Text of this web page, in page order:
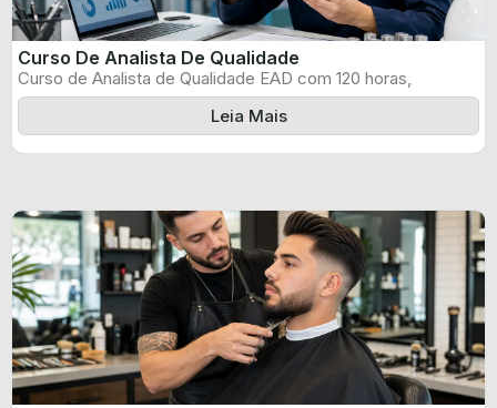
Curso De Analista De Qualidade
Curso de Analista de Qualidade EAD com 120 horas,
certificado informado pelo produtor ...
Leia Mais